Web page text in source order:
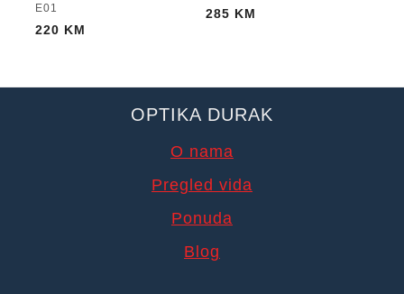
E01
220 KM
285 KM
OPTIKA DURAK
O nama
Pregled vida
Ponuda
Blog